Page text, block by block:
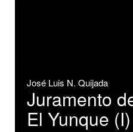
José Luis N. Quijada
Juramento
El Yunque (I)